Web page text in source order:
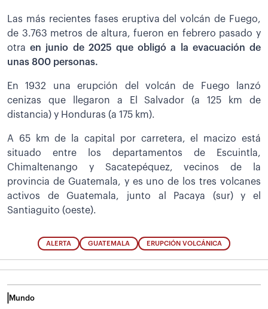
Las más recientes fases eruptiva del volcán de Fuego,
de 3.763 metros de altura, fueron en febrero pasado y
otraen junio de 2025 que obligó a la evacuación de
unas 800 personas.
En 1932 una erupción del volcán de Fuego lanzó
cenizas que llegaron a El Salvador (a 125 km de
distancia) y Honduras (a 175 km).
A 65 km de la capital por carretera, el macizo está
situado entre los departamentos de Escuintla,
Chimaltenango y Sacatepéquez, vecinos de la
provincia de Guatemala, y es uno de los tres volcanes
activos de Guatemala, junto al Pacaya (sur) y el
Santiaguito (oeste).
ALERTA GUATEMALA ERUPCIÓN VOLCÁNICA
Mundo